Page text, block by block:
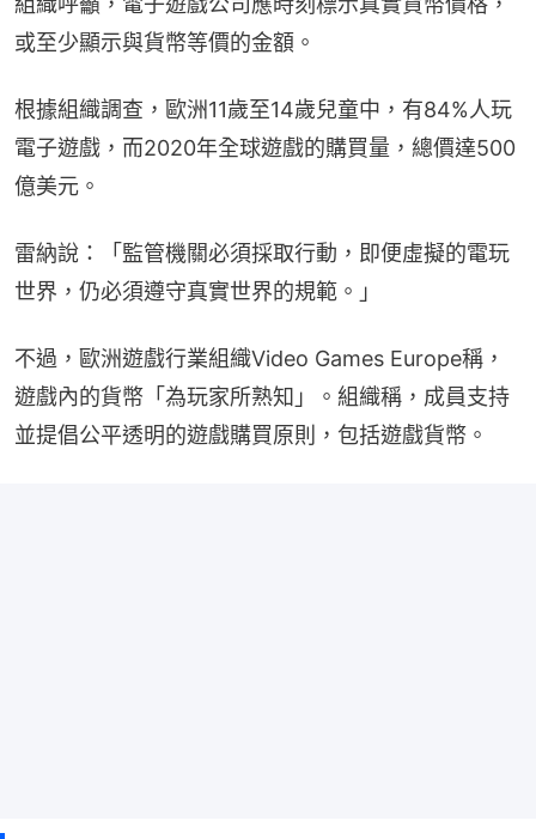
或至少顯示與貨幣等價的金額。
根據組織調查，歐洲11歲至14歲兒童中，有84%人玩
電子遊戲，而2020年全球遊戲的購買量，總價達500
億美元。
雷納說：「監管機關必須採取行動，即便虛擬的電玩
世界，仍必須遵守真實世界的規範。」
不過，歐洲遊戲行業組織Video Games Europe稱，
遊戲內的貨幣「為玩家所熟知」。組織稱，成員支持
並提倡公平透明的遊戲購買原則，包括遊戲貨幣。